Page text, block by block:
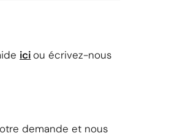
iciou écrivez-nous
demande et nous